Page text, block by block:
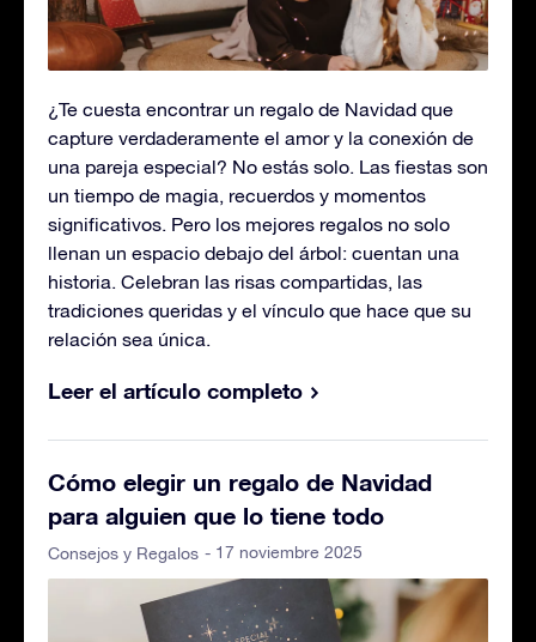
¿Te cuesta encontrar un regalo de Navidad que
capture verdaderamente el amor y la conexión de
una pareja especial? No estás solo. Las fiestas son
un tiempo de magia, recuerdos y momentos
significativos. Pero los mejores regalos no solo
llenan un espacio debajo del árbol: cuentan una
historia. Celebran las risas compartidas, las
tradiciones queridas y el vínculo que hace que su
relación sea única.
Leer el artículo completo
Cómo elegir un regalo de Navidad
para alguien que lo tiene todo
Consejos y Regalos - 17 noviembre 2025